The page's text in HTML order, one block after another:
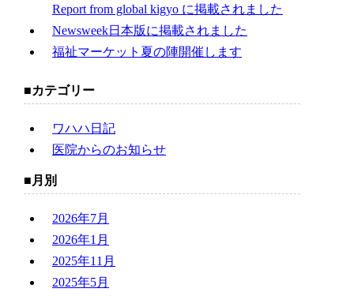
Report from global kigyo に掲載されました
Newsweek日本版に掲載されました
福祉マーケット夏の陣開催します
カテゴリー
ワハハ日記
医院からのお知らせ
月別
2026年7月
2026年1月
2025年11月
2025年5月